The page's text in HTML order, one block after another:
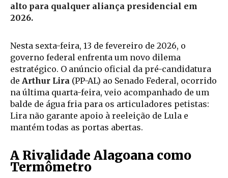
alto para qualquer aliança presidencial em
2026.
Nesta sexta-feira, 13 de fevereiro de 2026, o
governo federal enfrenta um novo dilema
estratégico. O anúncio oficial da pré-candidatura
de Arthur Lira (PP-AL) ao Senado Federal, ocorrido
na última quarta-feira, veio acompanhado de um
balde de água fria para os articuladores petistas:
Lira não garante apoio à reeleição de Lula e
mantém todas as portas abertas.
A Rivalidade Alagoana como
Termômetro